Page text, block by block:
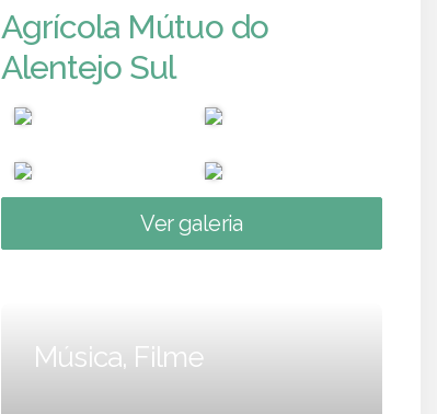
Agrícola Mútuo do
Alentejo Sul
Ver galeria
Música, Filme